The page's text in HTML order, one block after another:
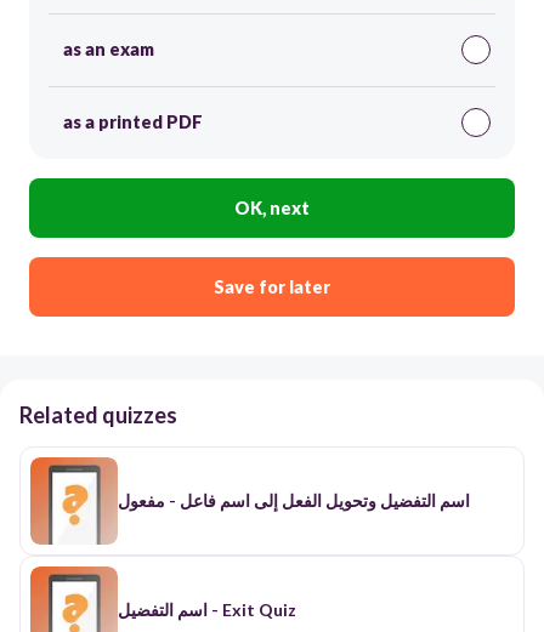
as an exam
as a printed PDF
OK, next
Save for later
Related quizzes
اسم التفضيل وتحويل الفعل إلى اسم فاعل - مفعول
اسم التفضيل - Exit Quiz